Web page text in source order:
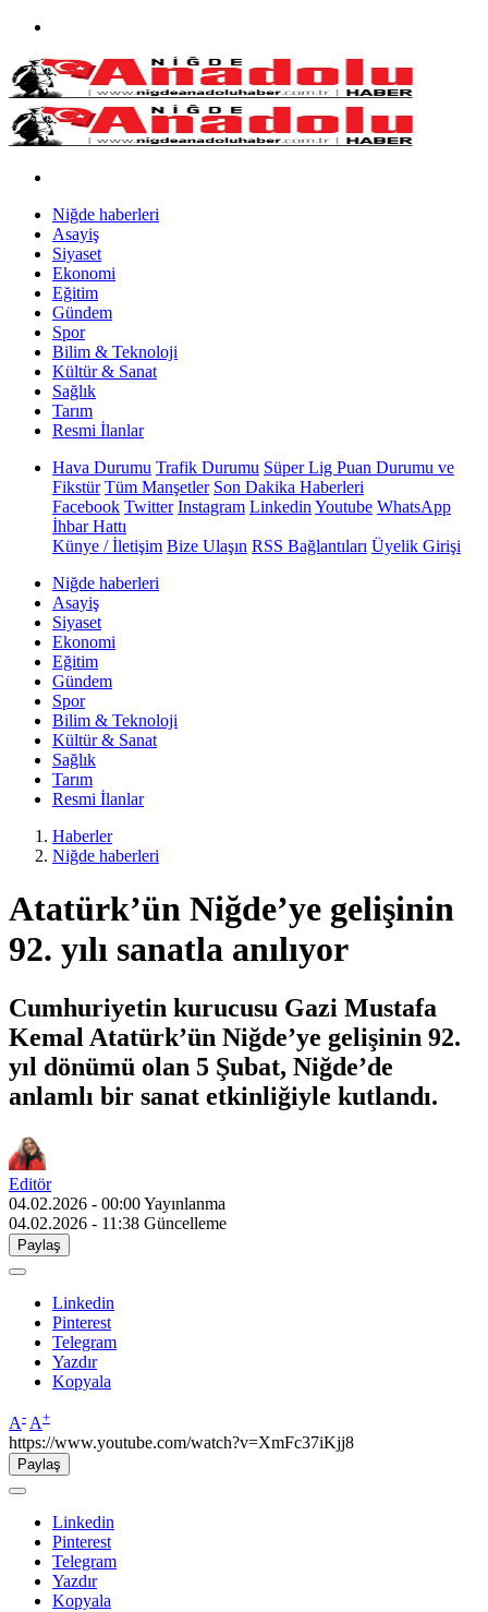
Niğde haberleri
Asayiş
Siyaset
Ekonomi
Eğitim
Gündem
Spor
Bilim & Teknoloji
Kültür & Sanat
Sağlık
Tarım
Resmi İlanlar
Hava Durumu Trafik Durumu Süper Lig Puan Durumu ve
Fikstür Tüm Manşetler Son Dakika Haberleri
Facebook Twitter Instagram Linkedin Youtube WhatsApp
İhbar Hattı
Künye / İletişim Bize Ulaşın RSS Bağlantıları Üyelik Girişi
Niğde haberleri
Asayiş
Siyaset
Ekonomi
Eğitim
Gündem
Spor
Bilim & Teknoloji
Kültür & Sanat
Sağlık
Tarım
Resmi İlanlar
Haberler
Niğde haberleri
Atatürk’ün Niğde’ye gelişinin
92. yılı sanatla anılıyor
Cumhuriyetin kurucusu Gazi Mustafa
Kemal Atatürk’ün Niğde’ye gelişinin 92.
yıl dönümü olan 5 Şubat, Niğde’de
anlamlı bir sanat etkinliğiyle kutlandı.
Editör
04.02.2026 - 00:00Yayınlanma
04.02.2026 - 11:38 Güncelleme
Paylaş
Linkedin
Pinterest
Telegram
Yazdır
Kopyala
A- A+
https://www.youtube.com/watch?v=XmFc37iKjj8
Paylaş
Linkedin
Pinterest
Telegram
Yazdır
Kopyala